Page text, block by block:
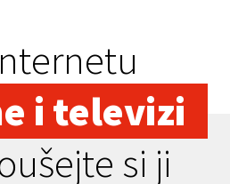
i televizi
si ji